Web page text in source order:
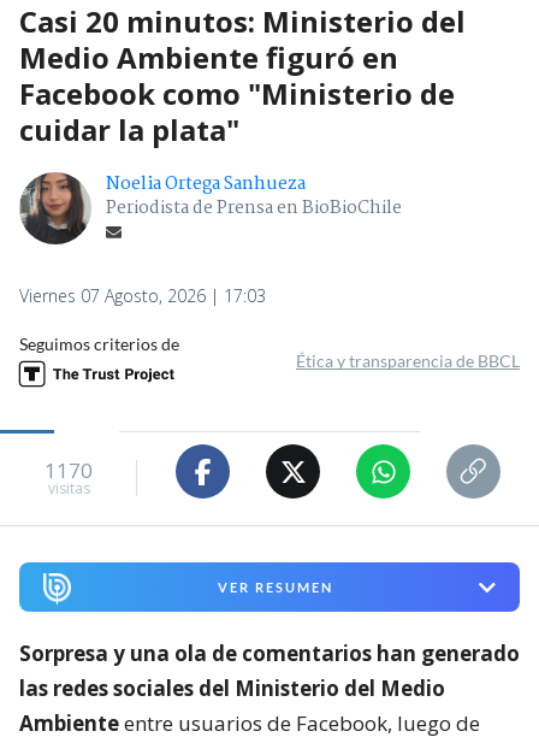
Casi 20 minutos: Ministerio del
Medio Ambiente figuró en
Facebook como "Ministerio de
cuidar la plata"
Noelia Ortega Sanhueza
Periodista de Prensa en BioBioChile
Viernes 07 Agosto, 2026 | 17:03
Seguimos criterios de
Ética y transparencia de BBCL
1170
visitas
VER RESUMEN
Sorpresa y una ola de comentarios han generado
las redes sociales del Ministerio del Medio
Ambienteentre usuarios de Facebook, luego de